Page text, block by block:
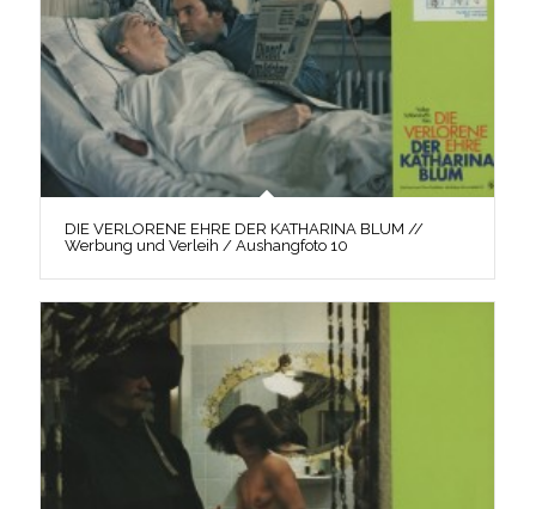
DIE VERLORENE EHRE DER KATHARINA BLUM //
Werbung und Verleih / Aushangfoto 10